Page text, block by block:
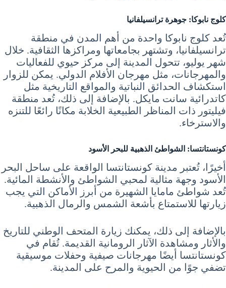
كلوج نابوكا: جوهرة ترانسيلفانيا
تُعد كلوج نابوكا واحدة من أهم المدن في منطقة
ترانسيلفانيا، وتشتهر بجامعاتها ومراكزها الثقافية. خلال
شهر يوليو، تتحول المدينة إلى مركز حيوي للفعاليات
والمهرجانات، مثل مهرجان الأفلام الدولي. يمكن للزوار
استكشاف الحدائق النباتية والمواقع التاريخية مثل
كاتدرائية سانت مايكل. بالإضافة إلى ذلك، تُعد منطقة
فيليتور ذات المناظر الطبيعية الخلابة مكانًا رائعًا للتنزه
والاسترخاء.
كونستانتسا: الشواطئ الذهبية للبحر الأسود
أخيرًا، تُعتبر مدينة كونستانتسا الواقعة على ساحل البحر
الأسود وجهة مثالية لمحبي الشواطئ والأنشطة المائية.
تُعد شواطئ مامايا الشهيرة من أبرز الأماكن التي يجب
زيارتها للاستمتاع بأشعة الشمس والرمال الذهبية.
بالإضافة إلى ذلك، يمكنك زيارة المتحف الوطني للتاريخ
والأثار ومشاهدة الآثار الرومانية القديمة. تُقام في
كونستانتسا أيضًا مهرجانات صيفية وحفلات موسيقية
تضفي جوًا من الحيوية والمرح على المدينة.